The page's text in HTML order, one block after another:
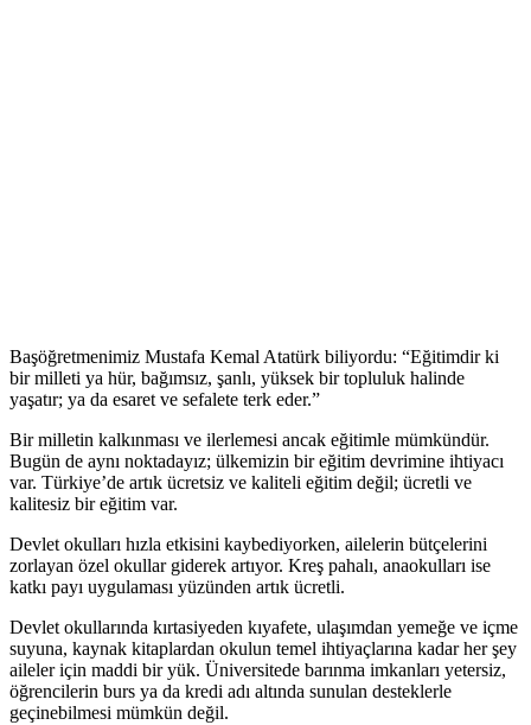
Başöğretmenimiz Mustafa Kemal Atatürk biliyordu: “Eğitimdir ki
bir milleti ya hür, bağımsız, şanlı, yüksek bir topluluk halinde
yaşatır; ya da esaret ve sefalete terk eder.”
Bir milletin kalkınması ve ilerlemesi ancak eğitimle mümkündür.
Bugün de aynı noktadayız; ülkemizin bir eğitim devrimine ihtiyacı
var. Türkiye’de artık ücretsiz ve kaliteli eğitim değil; ücretli ve
kalitesiz bir eğitim var.
Devlet okulları hızla etkisini kaybediyorken, ailelerin bütçelerini
zorlayan özel okullar giderek artıyor. Kreş pahalı, anaokulları ise
katkı payı uygulaması yüzünden artık ücretli.
Devlet okullarında kırtasiyeden kıyafete, ulaşımdan yemeğe ve içme
suyuna, kaynak kitaplardan okulun temel ihtiyaçlarına kadar her şey
aileler için maddi bir yük. Üniversitede barınma imkanları yetersiz,
öğrencilerin burs ya da kredi adı altında sunulan desteklerle
geçinebilmesi mümkün değil.